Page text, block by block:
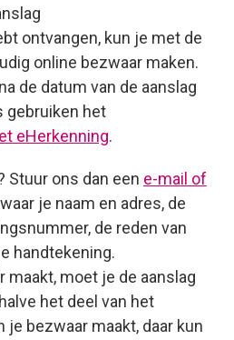
ontvangen, kun je met de
online bezwaar maken.
de datum van de aanslag
gebruiken het
eHerkenning.
Stuur ons dan een e-mail of
je naam en adres, de
de reden van
handtekening.
maakt, moet je de aanslag
het deel van het
je bezwaar maakt, daar kun